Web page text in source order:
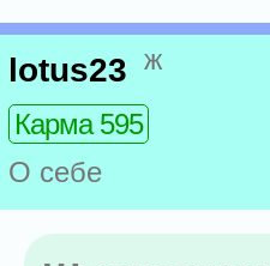
lotus23 ж
Карма 595
О себе